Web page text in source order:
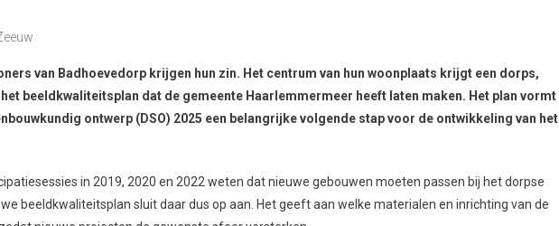
van Badhoevedorp krijgen hun zin. Het centrum van hun woonplaats krijgt een dorps,
beeldkwaliteitsplan dat de gemeente Haarlemmermeer heeft laten maken. Het plan vormt
ontwerp (DSO) 2025 een belangrijke volgende stap voor de ontwikkeling van het
in 2019, 2020 en 2022 weten dat nieuwe gebouwen moeten passen bij het dorpse
beeldkwaliteitsplan sluit daar dus op aan. Het geeft aan welke materialen en inrichting van de